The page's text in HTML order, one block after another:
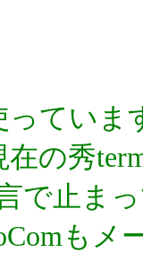
っていま
在の秀
で止ま
も